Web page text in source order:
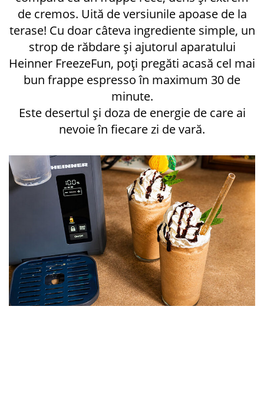
de cremos. Uită de versiunile apoase de la
terase! Cu doar câteva ingrediente simple, un
strop de răbdare și ajutorul aparatului
Heinner FreezeFun, poți pregăti acasă cel mai
bun frappe espresso în maximum 30 de
minute.
Este desertul și doza de energie de care ai
nevoie în fiecare zi de vară.